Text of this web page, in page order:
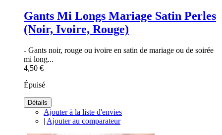
Gants Mi Longs Mariage Satin Perles
(Noir, Ivoire, Rouge)
- Gants noir, rouge ou ivoire en satin de mariage ou de soirée
mi long...
4,50 €
Épuisé
Détails
Ajouter à la liste d'envies
| Ajouter au comparateur